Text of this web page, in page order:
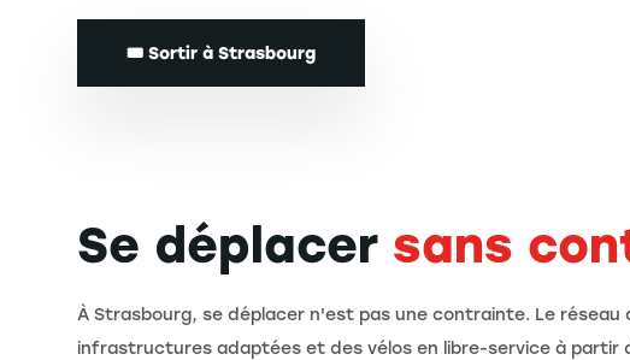
🎟️ Sortir à Strasbourg
Se déplacer sans
À Strasbourg, se déplacer n'est pas une contrainte. Le
infrastructures adaptées et des vélos en libre-service à partir